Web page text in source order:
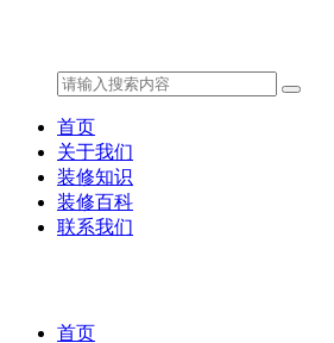
首页
关于我们
装修知识
装修百科
联系我们
首页